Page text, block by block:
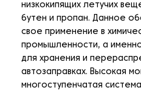
низкокипящих летучих
бутен и пропан. Данное
свое применение в
промышленности, а
для хранения и
автозаправках. Высокая
многоступенчатая